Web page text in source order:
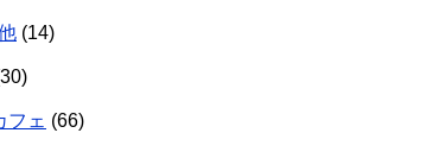
(14)
フェ (66)